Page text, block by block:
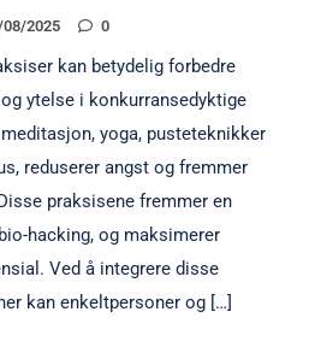
08/2025 0
kan betydelig forbedre
ytelse i konkurransedyktige
yoga, pusteteknikker
reduserer angst og fremmer
praksisene fremmer en
hacking, og maksimerer
Ved å integrere disse
kan enkeltpersoner og […]